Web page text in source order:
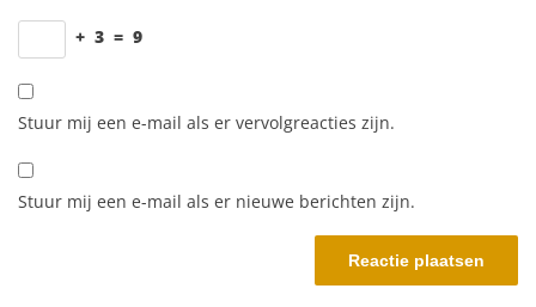
+ 3 = 9
Stuur mij een e-mail als er vervolgreacties zijn.
Stuur mij een e-mail als er nieuwe berichten zijn.